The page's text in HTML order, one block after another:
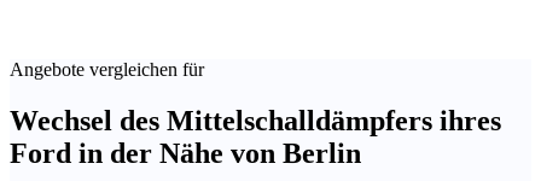
Angebote vergleichen für
Wechsel des Mittelschalldämpfers ihres
Ford in der Nähe von Berlin